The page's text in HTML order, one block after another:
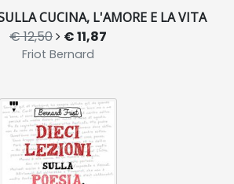
CUCINA, L'AMORE E LA VITA
€ 12,50 € 11,87
Friot Bernard